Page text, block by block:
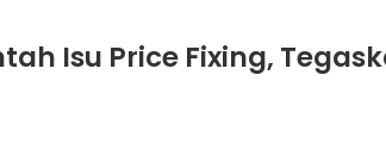
Isu Price Fixing,